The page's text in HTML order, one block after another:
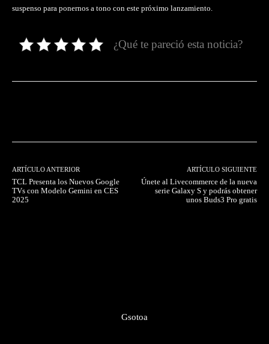
suspenso para ponernos a tono con este próximo lanzamiento.
¿Qué te pareció esta noticia?
ARTÍCULO ANTERIOR
TCL Presenta los Nuevos Google
TVs con Modelo Gemini en CES
2025
ARTÍCULO SIGUIENTE
Únete al Livecommerce de la nueva
serie Galaxy S y podrás obtener
unos Buds3 Pro gratis
Gsotoa